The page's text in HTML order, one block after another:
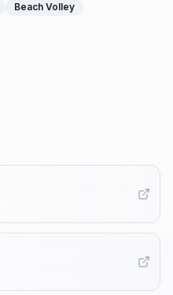
Beach Volley